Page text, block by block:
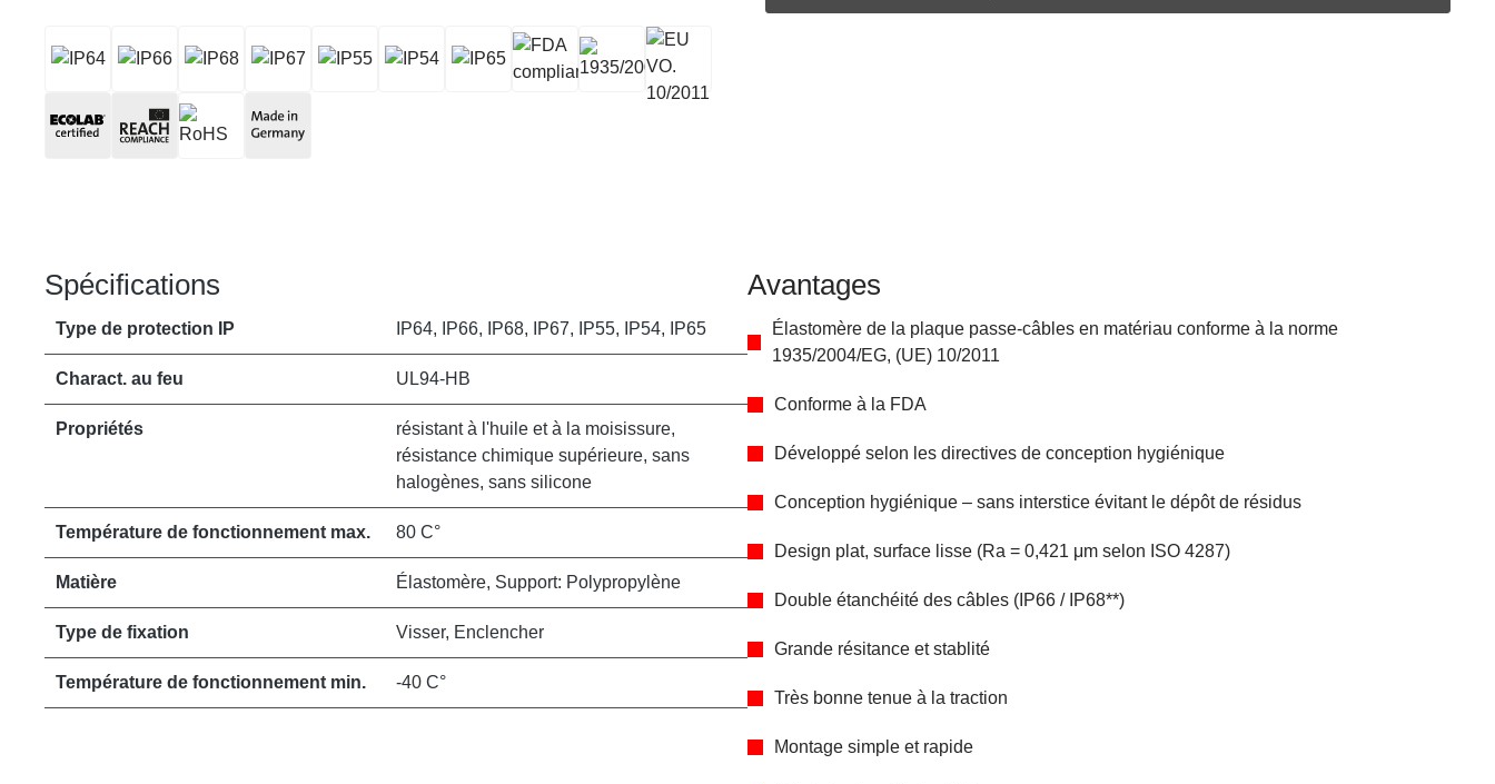
Spécifications
Type de protection IP IP64, IP66, IP68, IP67, IP55, IP54, IP65
Charact. au feu UL94-HB
Propriétés
résistant à l'huile et à la moisissure,
résistance chimique supérieure, sans
halogènes, sans silicone
Température de fonctionnement max. 80 C°
Matière Élastomère, Support: Polypropylène
Type de fixation Visser, Enclencher
Température de fonctionnement min. -40 C°
Avantages
Élastomère de la plaque passe-câbles en matériau conforme à la norme
1935/2004/EG, (UE) 10/2011
Conforme à la FDA
Développé selon les directives de conception hygiénique
Conception hygiénique – sans interstice évitant le dépôt de résidus
Design plat, surface lisse (Ra = 0,421 μm selon ISO 4287)
Double étanchéité des câbles (IP66 / IP68**)
Grande résitance et stablité
Très bonne tenue à la traction
Montage simple et rapide